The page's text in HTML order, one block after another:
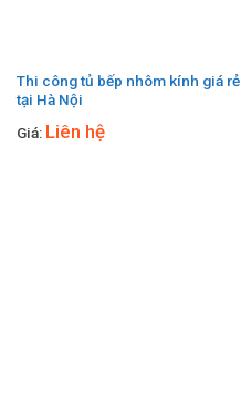
Thi công tủ bếp nhôm kính giá rẻ
tại Hà Nội
Giá: Liên hệ